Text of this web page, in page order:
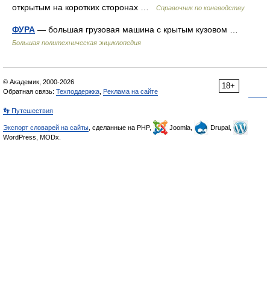
открытым на коротких сторонах …
Справочник по коневодству
ФУРА — большая грузовая машина с крытым кузовом …
Большая политехническая энциклопедия
18+
© Академик, 2000-2026
Обратная связь: Техподдержка Реклама на сайте
👣 Путешествия
Экспорт словарей на сайты , сделанные на PHP, Joomla,
Drupal,
WordPress, MODx.